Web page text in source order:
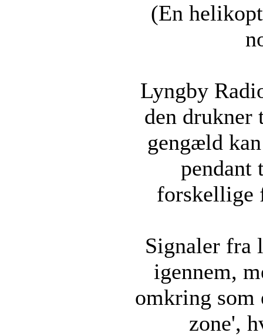
(En
Lyngby
den
gengæld
pendant
forskellige
Signaler fra
igennem,
omkring som
zone',